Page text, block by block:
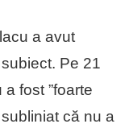
a avut
Pe 21
fost ”foarte
că nu a